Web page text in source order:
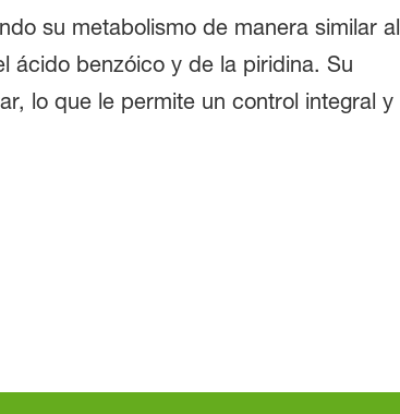
su metabolismo de manera similar al
ácido benzóico y de la piridina. Su
lo que le permite un control integral y